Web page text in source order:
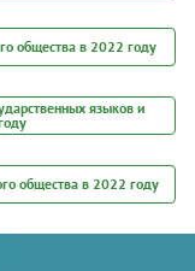
общества в 2022 году
языков и
общества в 2022 году